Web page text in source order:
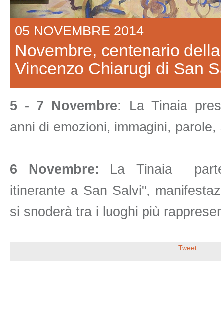
05 NOVEMBRE 2014
Novembre, centenario
Vincenzo Chiarugi di San
5 - 7 Novembre: La Tinaia
anni di emozioni, immagini,
6 Novembre: La Tinaia
itinerante a San Salvi",
si snoderà tra i luoghi più
Tweet